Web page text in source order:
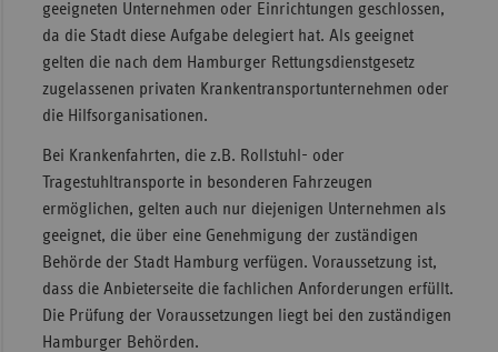
geeigneten Unternehmen oder Einrichtungen geschlossen,
da die Stadt diese Aufgabe delegiert hat. Als geeignet
gelten die nach dem Hamburger Rettungsdienstgesetz
zugelassenen privaten Krankentransportunternehmen oder
die Hilfsorganisationen.
Bei Krankenfahrten, die z.B. Rollstuhl- oder
Tragestuhltransporte in besonderen Fahrzeugen
ermöglichen, gelten auch nur diejenigen Unternehmen als
geeignet, die über eine Genehmigung der zuständigen
Behörde der Stadt Hamburg verfügen. Voraussetzung ist,
dass die Anbieterseite die fachlichen Anforderungen erfüllt.
Die Prüfung der Voraussetzungen liegt bei den zuständigen
Hamburger Behörden.